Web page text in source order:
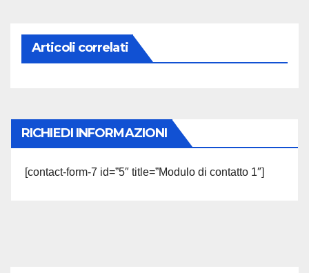
Articoli correlati
RICHIEDI INFORMAZIONI
[contact-form-7 id=”5″ title=”Modulo di contatto 1″]